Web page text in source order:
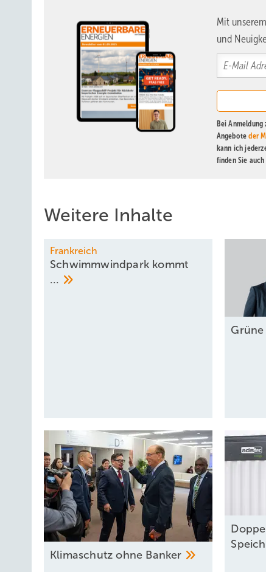
Mit
und
Bei
Angeboteder
kann ich
finden Sie
Weitere Inhalte
Frankreich
Schwimmwindpark kommt
...
Grüne
Klimaschutz ohne Banker